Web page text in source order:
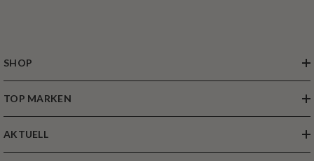
SHOP
TOP MARKEN
AKTUELL